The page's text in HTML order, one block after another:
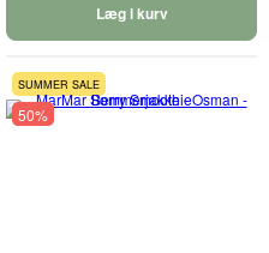
Læg i kurv
SUMMER SALE
50%